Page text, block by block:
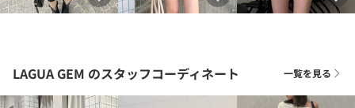
LAGUA GEM のスタッフコーディネート 一覧を見る